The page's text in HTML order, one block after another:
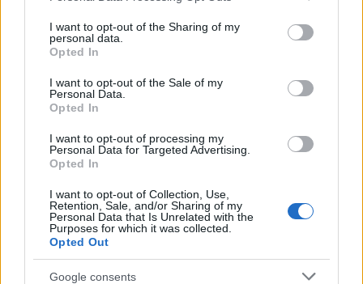
disclose it to other third parties.
Please note that this website/app uses one or more Google
services and may gather and store information including but
not limited to your visit or usage behaviour. You may click to
grant or deny consent to Google and its third-party tags to
consent section.
I want to opt-out of the Sharing of my
personal data.
Opted In
I want to opt-out of the Sale of my
Personal Data.
Opted In
I want to opt-out of processing my
Personal Data for Targeted Advertising.
Opted In
I want to opt-out of Collection, Use,
Retention, Sale, and/or Sharing of my
Personal Data that Is Unrelated with the
Purposes for which it was collected.
Opted Out
Google consents